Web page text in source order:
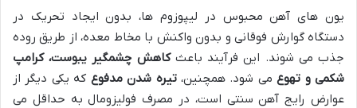
یون های آهن محبوس در لیپوزوم ها، بدون ایجاد تحریک در
دستگاه گوارش فوقانی و بدون واکنش با مخاط معده، از طریق روده
جذب می شوند. این فرآیند باعثکاهش چشمگیر یبوست، کرامپ
شکمی و تهوعمی شود. همچنین،تیره شدن مدفوع که یکی دیگر از
عوارض رایج آهن سنتی است، در مصرف فولیزومال به حداقل می